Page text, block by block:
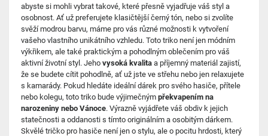
abyste si mohli vybrat takové, které přesně vyjadřuje váš styl a
osobnost. Ať už preferujete klasičtější černý tón, nebo si zvolíte
svěží modrou barvu, máme pro vás různé možnosti k vytvoření
vašeho vlastního unikátního vzhledu. Toto triko není jen módním
výkřikem, ale také praktickým a pohodlným oblečením pro váš
aktivní životní styl. Jeho vysoká kvalita a příjemný materiál zajistí,
že se budete cítit pohodlně, ať už jste ve střehu nebo jen relaxujete
s kamarády. Pokud hledáte ideální dárek pro svého hasiče, přítele
nebo kolegu, toto triko bude výjimečným překvapením na
narozeniny nebo Vánoce. Výrazně vyjádřete váš obdiv k jejich
statečnosti a oddanosti s tímto originálním a osobitým dárkem.
Skvělé tričko pro hasiče není jen o stylu, ale o pocitu hrdosti, který